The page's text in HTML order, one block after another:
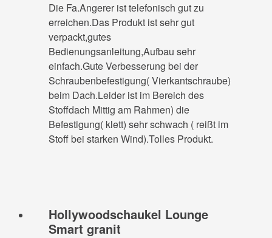
Die Fa.Angerer ist telefonisch gut zu
erreichen.Das Produkt ist sehr gut
verpackt,gutes
Bedienungsanleitung,Aufbau sehr
einfach.Gute Verbesserung bei der
Schraubenbefestigung( Vierkantschraube)
beim Dach.Leider ist im Bereich des
Stoffdach Mittig am Rahmen) die
Befestigung( klett) sehr schwach ( reißt im
Stoff bei starken Wind).Tolles Produkt.
Hollywoodschaukel Lounge
Smart granit